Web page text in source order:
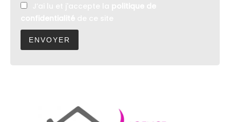
ENVOYER